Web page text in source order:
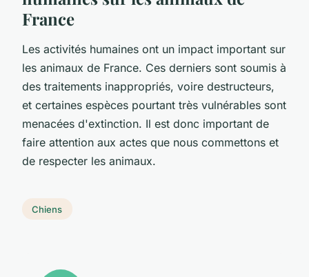
France
Les activités humaines ont un impact important sur
les animaux de France. Ces derniers sont soumis à
des traitements inappropriés, voire destructeurs,
et certaines espèces pourtant très vulnérables sont
menacées d'extinction. Il est donc important de
faire attention aux actes que nous commettons et
de respecter les animaux.
Chiens